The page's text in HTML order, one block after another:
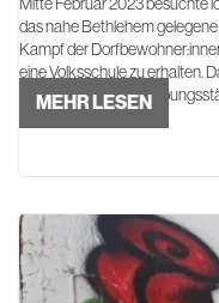
das nahe Bethlehem
Kampf der
eine Volksschule zu erhalten.
die historische
MEHR LESEN